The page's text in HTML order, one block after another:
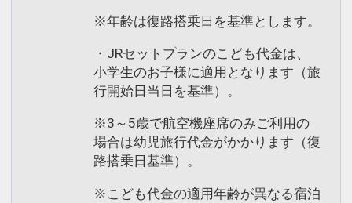
※年齢は復路搭乗日を基準とします。
・JRセットプランのこども代金は、
小学生のお子様に適用となります（旅
行開始日当日を基準）。
※3～5歳で航空機座席のみご利用の
場合は幼児旅行代金がかかります（復
路搭乗日基準）。
※こども代金の適用年齢が異なる宿泊